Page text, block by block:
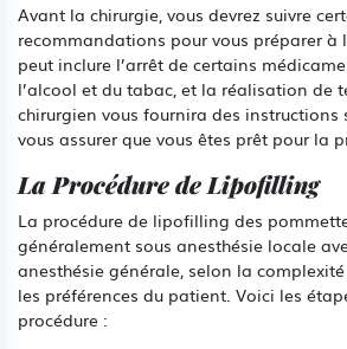
Avant la chirurgie, vous devrez suivre
recommandations pour vous préparer à
peut inclure l’arrêt de certains
l’alcool et du tabac, et la réalisation de
chirurgien vous fournira des instructions
vous assurer que vous êtes prêt pour la
La Procédure de Lipofilling
La procédure de lipofilling des
généralement sous anesthésie locale
anesthésie générale, selon la
les préférences du patient. Voici les
procédure :